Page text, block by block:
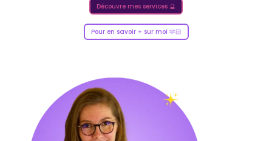
Découvre mes services 🔮
Pour en savoir + sur moi 🫶🏻